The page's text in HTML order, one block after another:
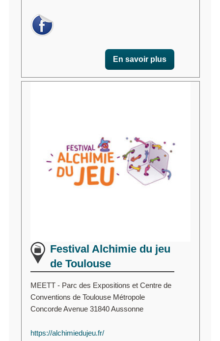
En savoir plus
Festival Alchimie du jeu
de Toulouse
MEETT - Parc des Expositions et Centre de
Conventions de Toulouse Métropole
Concorde Avenue 31840 Aussonne
https://alchimiedujeu.fr/